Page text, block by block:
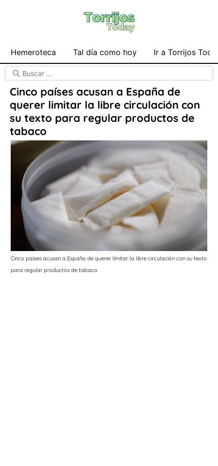
Hemeroteca Tal día como hoy Ir a Torrijos
Cinco países acusan a España de
querer limitar la libre circulación con
su texto para regular productos de
tabaco
Cinco países acusan a España de querer limitar la libre circulación con su texto
para regular productos de tabaco